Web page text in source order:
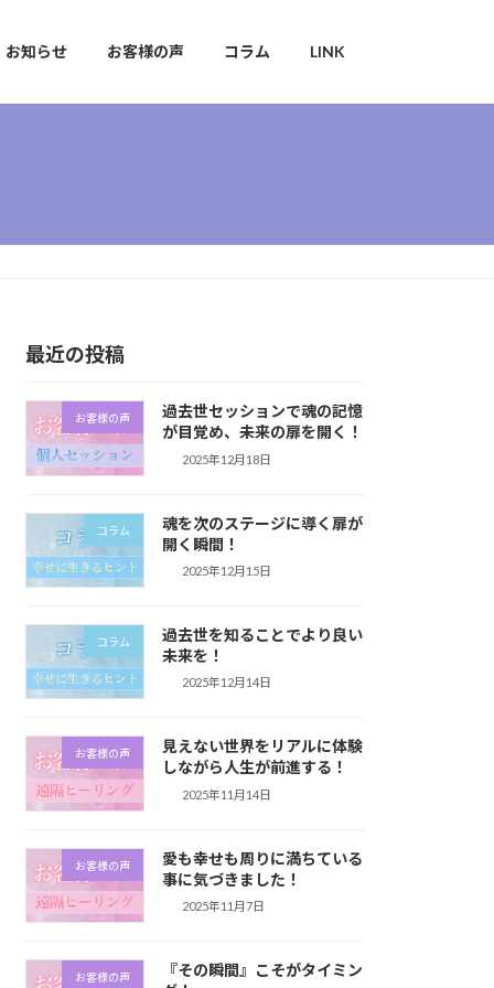
お知らせ お客様の声 コラム LINK
最近の投稿
お客様の声
過去世セッションで魂の記憶
が目覚め、未来の扉を開く！
2025年12月18日
コラム
魂を次のステージに導く扉が
開く瞬間！
2025年12月15日
コラム
過去世を知ることでより良い
未来を！
2025年12月14日
お客様の声
見えない世界をリアルに体験
しながら人生が前進する！
2025年11月14日
お客様の声
愛も幸せも周りに満ちている
事に気づきました！
2025年11月7日
お客様の声
『その瞬間』こそがタイミン